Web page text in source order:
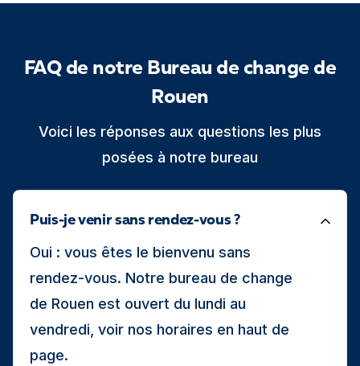
FAQ de notre Bureau de change de
Rouen
Voici les réponses aux questions les plus
posées à notre bureau
Puis-je venir sans rendez-vous ?
Oui : vous êtes le bienvenu sans
rendez-vous. Notre bureau de change
de Rouen est ouvert du lundi au
vendredi, voir nos horaires en haut de
page.